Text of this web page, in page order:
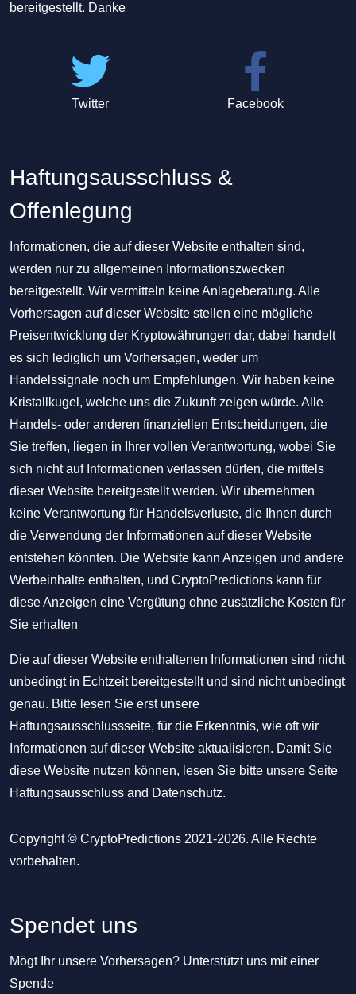
bereitgestellt. Danke
Twitter Facebook
Haftungsausschluss &
Offenlegung
Informationen, die auf dieser Website enthalten sind,
werden nur zu allgemeinen Informationszwecken
bereitgestellt. Wir vermitteln keine Anlageberatung. Alle
Vorhersagen auf dieser Website stellen eine mögliche
Preisentwicklung der Kryptowährungen dar, dabei handelt
es sich lediglich um Vorhersagen, weder um
Handelssignale noch um Empfehlungen. Wir haben keine
Kristallkugel, welche uns die Zukunft zeigen würde. Alle
Handels- oder anderen finanziellen Entscheidungen, die
Sie treffen, liegen in Ihrer vollen Verantwortung, wobei Sie
sich nicht auf Informationen verlassen dürfen, die mittels
dieser Website bereitgestellt werden. Wir übernehmen
keine Verantwortung für Handelsverluste, die Ihnen durch
die Verwendung der Informationen auf dieser Website
entstehen könnten. Die Website kann Anzeigen und andere
Werbeinhalte enthalten, und CryptoPredictions kann für
diese Anzeigen eine Vergütung ohne zusätzliche Kosten für
Sie erhalten
Die auf dieser Website enthaltenen Informationen sind nicht
unbedingt in Echtzeit bereitgestellt und sind nicht unbedingt
genau. Bitte lesen Sie erst unsere
Haftungsausschlussseite, für die Erkenntnis, wie oft wir
Informationen auf dieser Website aktualisieren. Damit Sie
diese Website nutzen können, lesen Sie bitte unsere Seite
Haftungsausschluss and Datenschutz.
Copyright © CryptoPredictions 2021-2026. Alle Rechte
vorbehalten.
Spendet uns
Mögt Ihr unsere Vorhersagen? Unterstützt uns mit einer
Spende